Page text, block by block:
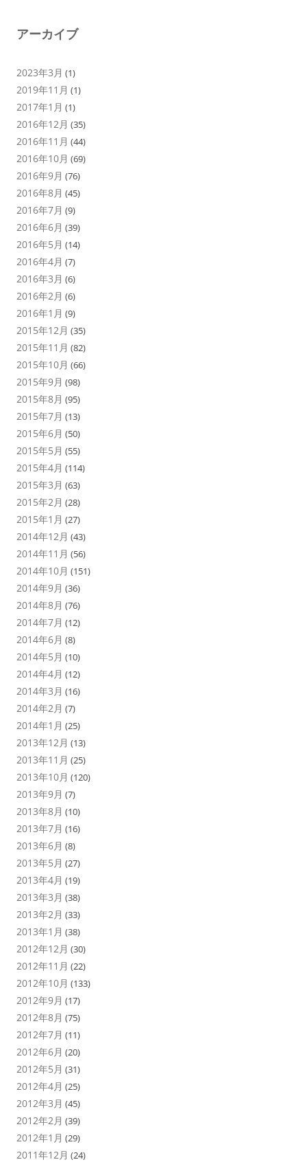
アーカイブ
2023年3月 (1)
2019年11月 (1)
2017年1月 (1)
2016年12月 (35)
2016年11月 (44)
2016年10月 (69)
2016年9月 (76)
2016年8月 (45)
2016年7月 (9)
2016年6月 (39)
2016年5月 (14)
2016年4月 (7)
2016年3月 (6)
2016年2月 (6)
2016年1月 (9)
2015年12月 (35)
2015年11月 (82)
2015年10月 (66)
2015年9月 (98)
2015年8月 (95)
2015年7月 (13)
2015年6月 (50)
2015年5月 (55)
2015年4月 (114)
2015年3月 (63)
2015年2月 (28)
2015年1月 (27)
2014年12月 (43)
2014年11月 (56)
2014年10月 (151)
2014年9月 (36)
2014年8月 (76)
2014年7月 (12)
2014年6月 (8)
2014年5月 (10)
2014年4月 (12)
2014年3月 (16)
2014年2月 (7)
2014年1月 (25)
2013年12月 (13)
2013年11月 (25)
2013年10月 (120)
2013年9月 (7)
2013年8月 (10)
2013年7月 (16)
2013年6月 (8)
2013年5月 (27)
2013年4月 (19)
2013年3月 (38)
2013年2月 (33)
2013年1月 (38)
2012年12月 (30)
2012年11月 (22)
2012年10月 (133)
2012年9月 (17)
2012年8月 (75)
2012年7月 (11)
2012年6月 (20)
2012年5月 (31)
2012年4月 (25)
2012年3月 (45)
2012年2月 (39)
2012年1月 (29)
2011年12月 (24)